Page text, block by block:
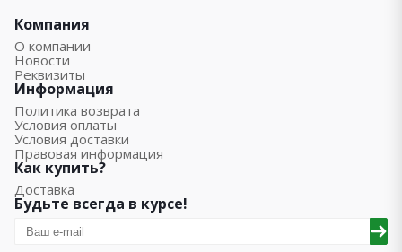
Компания
О компании
Новости
Реквизиты
Информация
Политика возврата
Условия оплаты
Условия доставки
Правовая информация
Как купить?
Доставка
Будьте всегда в курсе!